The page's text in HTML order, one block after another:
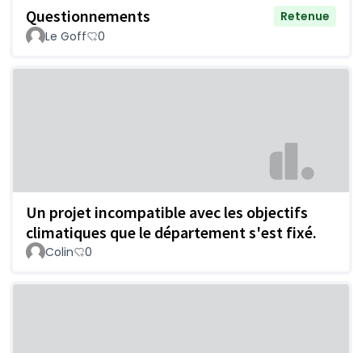
Questionnements
Retenue
Le Goff
0
Un projet incompatible avec les objectifs
climatiques que le département s'est fixé.
Colin 0